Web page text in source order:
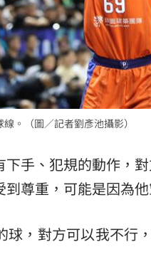
。（圖／記者劉彥池攝影）
手、犯規的動作，
尊重，可能是因為他
球，對方可以我不行